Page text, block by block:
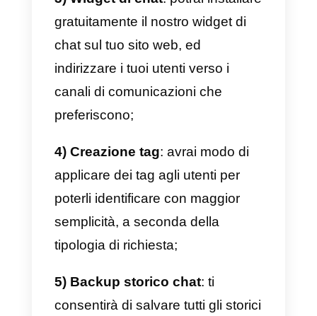
spam.
Tuttavia, le aziende che
intendono utilizzare le API
ricorrere al supporto di fornitori di
soluzioni aziendali WhatsApp
verificati, come Callbell.
Come il tuo hotel o resort
può integrare WhatsApp
tramite Callbell